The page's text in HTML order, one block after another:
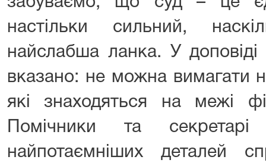
настільки сильний,
найслабша ланка. У
вказано: не можна вимагати
які знаходяться на межі
Помічники та
найпотаємніших деталей